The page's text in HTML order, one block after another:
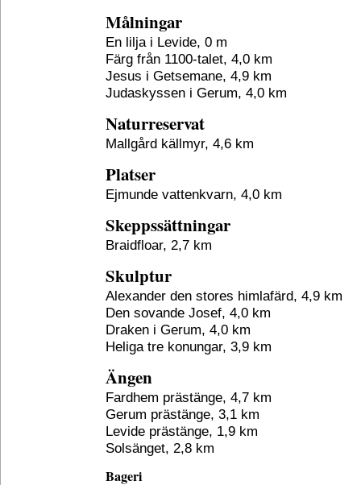
Målningar
En lilja i Levide, 0 m
Färg från 1100-talet, 4,0 km
Jesus i Getsemane, 4,9 km
Judaskyssen i Gerum, 4,0 km
Naturreservat
Mallgård källmyr, 4,6 km
Platser
Ejmunde vattenkvarn, 4,0 km
Skeppssättningar
Braidfloar, 2,7 km
Skulptur
Alexander den stores himlafärd, 4,9 km
Den sovande Josef, 4,0 km
Draken i Gerum, 4,0 km
Heliga tre konungar, 3,9 km
Ängen
Fardhem prästänge, 4,7 km
Gerum prästänge, 3,1 km
Levide prästänge, 1,9 km
Solsänget, 2,8 km
Bageri